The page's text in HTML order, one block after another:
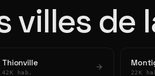
villes de
Thionville
42K hab. 22K